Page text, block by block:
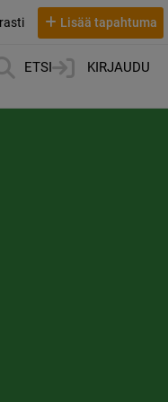
Lisää tapahtuma
ETSI KIRJAUDU